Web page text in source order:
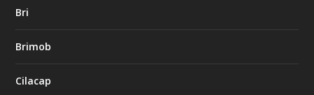
Bri
Brimob
Cilacap